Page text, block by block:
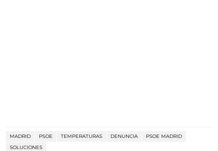
MADRID PSOE TEMPERATURAS DENUNCIA
PSOE MADRID
SOLUCIONES